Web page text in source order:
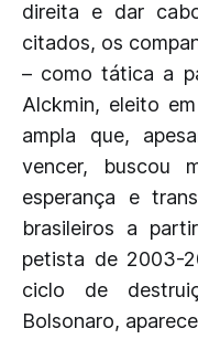
direita e dar
citados, os
– como tática a
Alckmin, eleito
ampla que,
vencer, buscou
esperança e
brasileiros a
petista de 2003-
ciclo de
Bolsonaro,